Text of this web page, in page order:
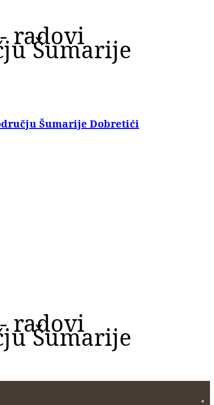
radovi
Šumarije
Šumarije Dobretići
radovi
Šumarije